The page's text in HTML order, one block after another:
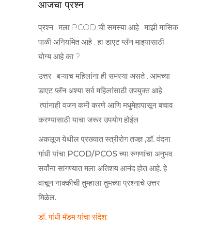
आजचा प्रश्न
प्रश्न : मला PCOD ची समस्या आहे . माझी मासिक
पाळी अनियमित आहे . हा डाएट प्लॅन माझ्यासाठी
योग्य आहे का ?
उत्तर : बऱ्याच महिलांना ही समस्या असते . आमच्या
डाएट प्लॅन अश्या सर्व महिलांसाठी उपयुक्त आहे
.त्यांनाही वजन कमी करणे आणि मधुमेहापासून बचाव
करण्यासाठी याचा जरूर उपयोग होईल .
अकलूज येथील प्रख्यात स्त्रीरोग तज्ज्ञ ,डॉ. वंदना
गांधी यांचा PCOD/PCOS च्या रुगणांचा अनुभव
सर्वांना सांगण्यात मला अतिशय आनंद होत आहे. हे
वाचून नाक्कीची तुम्हाला तुमच्या प्रश्नाचे उत्तर
मिळेल.
डॉ. गांधी मॅडम यांचा संदेश: